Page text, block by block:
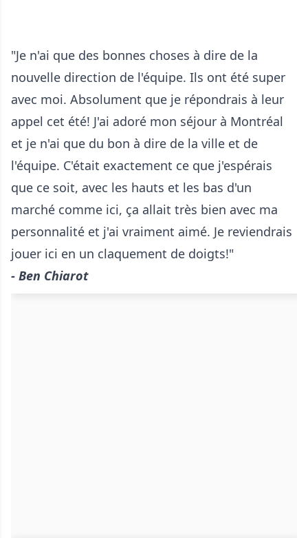
"Je n'ai que des bonnes choses à dire de la
nouvelle direction de l'équipe. Ils ont été super
avec moi. Absolument que je répondrais à leur
appel cet été! J'ai adoré mon séjour à Montréal
et je n'ai que du bon à dire de la ville et de
l'équipe. C'était exactement ce que j'espérais
que ce soit, avec les hauts et les bas d'un
marché comme ici, ça allait très bien avec ma
personnalité et j'ai vraiment aimé. Je reviendrais
jouer ici en un claquement de doigts!"
- Ben Chiarot